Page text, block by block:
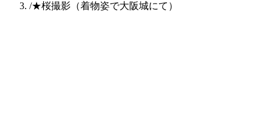
/★桜撮影（着物姿で大阪城にて）